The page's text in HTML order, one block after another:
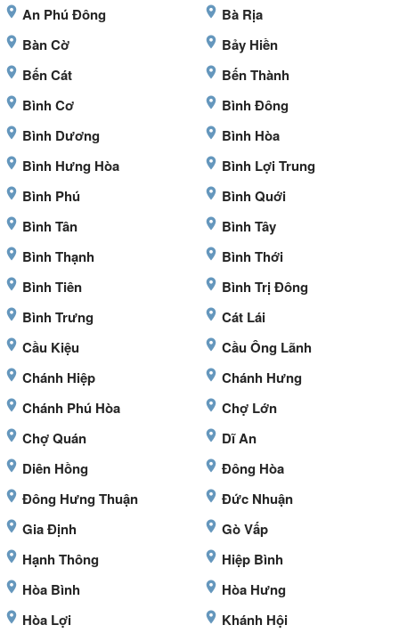
An Phú Đông
Bà Rịa
Bàn Cờ
Bảy Hiền
Bến Cát
Bến Thành
Bình Cơ
Bình Đông
Bình Dương
Bình Hòa
Bình Hưng Hòa
Bình Lợi Trung
Bình Phú
Bình Quới
Bình Tân
Bình Tây
Bình Thạnh
Bình Thới
Bình Tiên
Bình Trị Đông
Bình Trưng
Cát Lái
Cầu Kiệu
Cầu Ông Lãnh
Chánh Hiệp
Chánh Hưng
Chánh Phú Hòa
Chợ Lớn
Chợ Quán
Dĩ An
Diên Hồng
Đông Hòa
Đông Hưng Thuận
Đức Nhuận
Gia Định
Gò Vấp
Hạnh Thông
Hiệp Bình
Hòa Bình
Hòa Hưng
Hòa Lợi
Khánh Hội